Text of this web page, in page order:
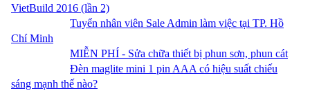
VietBuild 2016 (lần 2)
Tuyển nhân viên Sale Admin làm việc tại TP. Hồ
Chí Minh
MIỄN PHÍ - Sửa chữa thiết bị phun sơn, phun cát
Đèn maglite mini 1 pin AAA có hiệu suất chiếu
sáng mạnh thế nào?